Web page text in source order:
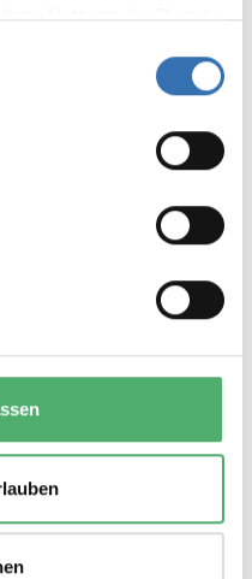
Nutzung der Dienste
(184 PCS)